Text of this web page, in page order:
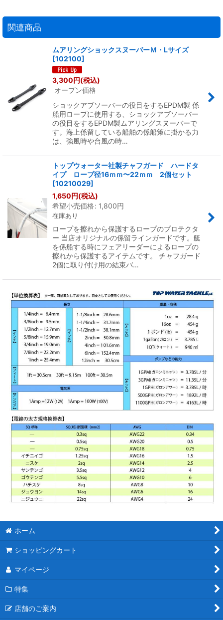
関連商品
ムアリングショックスヌーバーＭ・Lサイズ
[102100]
3,300円(税込)
オープン価格
ショックアブソーバーの役目をするEPDM製 係
船用ロープに使用する、ショックアブソーバー
の役目をするEPDM製ムアリングスヌーバーで
す。海上係留している船舶の係船策に掛かる力
は、強風時や台風の時…
トップウォーター社製チャフガード ハードタ
イプ ロープ径16ｍｍ〜22ｍｍ 2個セット
[10210029]
1,650円(税込)
希望小売価格: 1,800円
在庫あり
ロープを擦れから保護するロープのプロテクタ
ー 当店オリジナルの係留ラインガードです。艇
を係船する時にフェアリーダーによるロープの
擦れから保護するアイテムです。 チャフガード
2個に取り付け用の結束バ…
ホーム
ショッピングカート
マイページ
特集
店舗のご案内